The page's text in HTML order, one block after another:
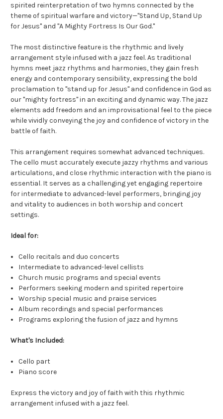
spirited reinterpretation of two hymns connected by the
theme of spiritual warfare and victory—"Stand Up, Stand Up
for Jesus" and "A Mighty Fortress Is Our God."
The most distinctive feature is the rhythmic and lively
arrangement style infused with a jazz feel. As traditional
hymns meet jazz rhythms and harmonies, they gain fresh
energy and contemporary sensibility, expressing the bold
proclamation to "stand up for Jesus" and confidence in God as
our "mighty fortress" in an exciting and dynamic way. The jazz
elements add freedom and an improvisational feel to the piece
while vividly conveying the joy and confidence of victory in the
battle of faith.
This arrangement requires somewhat advanced techniques.
The cello must accurately execute jazzy rhythms and various
articulations, and close rhythmic interaction with the piano is
essential. It serves as a challenging yet engaging repertoire
for intermediate to advanced-level performers, bringing joy
and vitality to audiences in both worship and concert
settings.
Ideal for:
Cello recitals and duo concerts
Intermediate to advanced-level cellists
Church music programs and special events
Performers seeking modern and spirited repertoire
Worship special music and praise services
Album recordings and special performances
Programs exploring the fusion of jazz and hymns
What's Included:
Cello part
Piano score
Express the victory and joy of faith with this rhythmic
arrangement infused with a jazz feel.